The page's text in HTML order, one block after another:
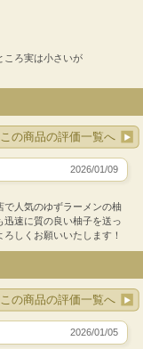
ころ実は小さいが
この商品の評価一覧へ
2026/01/09
人気のゆずラーメンの柚
速に質の良い柚子を送っ
しくお願いいたします！
この商品の評価一覧へ
2026/01/05